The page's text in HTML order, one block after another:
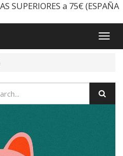
SUPERIORES a 75€ (ESPAÑA